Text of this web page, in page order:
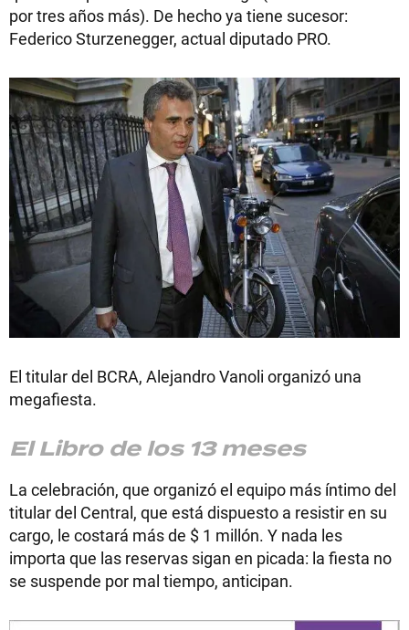
por tres años más). De hecho ya tiene sucesor:
Federico Sturzenegger, actual diputado PRO.
El titular del BCRA, Alejandro Vanoli organizó una
megafiesta.
El Libro de los 13 meses
La celebración, que organizó el equipo más íntimo del
titular del Central, que está dispuesto a resistir en su
cargo, le costará más de $ 1 millón. Y nada les
importa que las reservas sigan en picada: la fiesta no
se suspende por mal tiempo, anticipan.